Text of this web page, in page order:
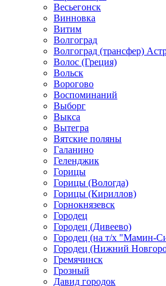
Весьегонск
Винновка
Витим
Волгоград
Волгоград (трансфер)
Волос (Греция)
Вольск
Ворогово
Воспоминаний
Выборг
Выкса
Вытегра
Вятские поляны
Галанино
Геленджик
Горицы
Горицы (Вологда)
Горицы (Кириллов)
Горнокнязевск
Городец
Городец (Дивеево)
Городец (на т/х "Мамин-
Городец (Нижний
Гремячинск
Грозный
Давид городок